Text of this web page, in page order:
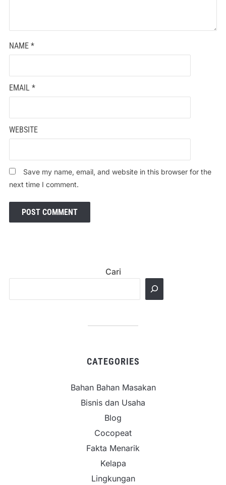
NAME *
EMAIL *
WEBSITE
Save my name, email, and website in this browser for the
next time I comment.
Cari
CATEGORIES
Bahan Bahan Masakan
Bisnis dan Usaha
Blog
Cocopeat
Fakta Menarik
Kelapa
Lingkungan